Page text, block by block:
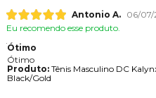
Antonio A.
06/07/
Eu recomendo esse produto.
Ótimo
Ótimo
Produto:Tênis Masculino DC
Black/Gold